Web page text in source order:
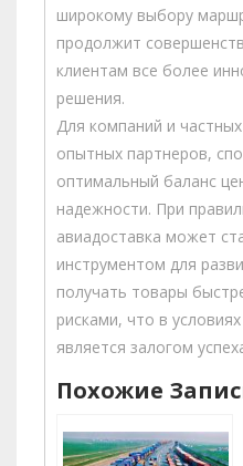
широкому выбору
продолжит
клиентам все более
решения.
Для компаний и
опытных партнеров,
оптимальный баланс
надежности. При
авиадоставка может
инструментом для
получать товары
рисками, что в
является залогом
Похожие